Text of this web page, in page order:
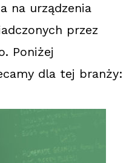
na urządzenia
przez
Poniżej
dla tej branży: